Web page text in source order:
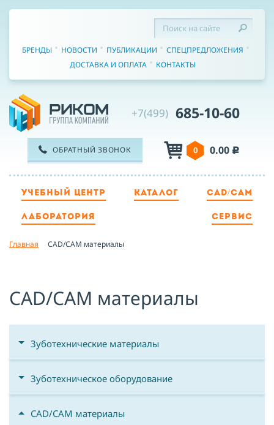
БРЕНДЫ НОВОСТИ ПУБЛИКАЦИИ
СПЕЦПРЕДЛОЖЕНИЯ
ДОСТАВКА И ОПЛАТА
КОНТАКТЫ
+7(499) 685-10-60
ОБРАТНЫЙ ЗВОНОК 0 0.00 c
Я принимаю условия публичной
оферты, подтверждаю
ознакомление с
наобработку персональных данных
ОТПРАВИТЬ
УЧЕБНЫЙ ЦЕНТР КАТАЛОГ CAD/CAM
ЛАБОРАТОРИЯ СЕРВИС
Главная CAD/CAM материалы
CAD/CAM материалы
Зуботехнические материалы
Зуботехническое оборудование
CAD/CAM материалы